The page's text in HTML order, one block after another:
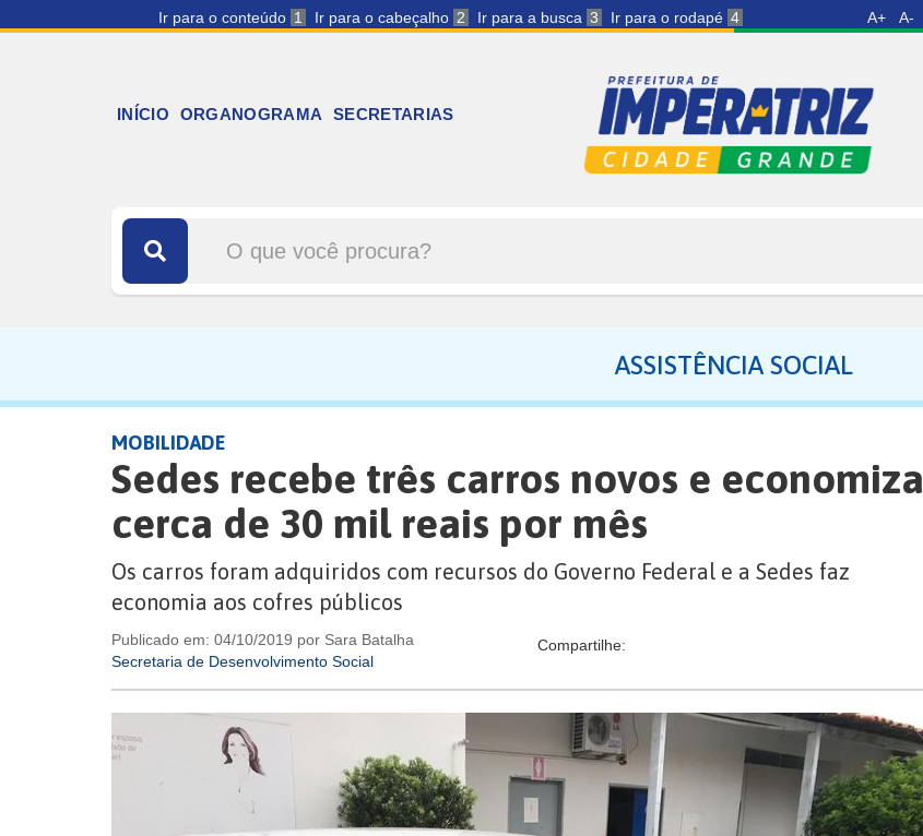
Ir para o conteúdo 1 Ir para o cabeçalho 2 Ir para a busca 3 Ir para o rodapé 4 A+ A-
INÍCIO ORGANOGRAMA SECRETARIAS
ASSISTÊNCIA SOCIAL
MOBILIDADE
Sedes recebe três carros novos e economiza
cerca de 30 mil reais por mês
Os carros foram adquiridos com recursos do Governo Federal e a Sedes faz
economia aos cofres públicos
Publicado em: 04/10/2019 por Sara Batalha
Secretaria de Desenvolvimento Social
Compartilhe: